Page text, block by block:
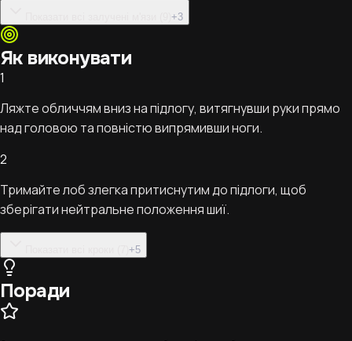
+3
Як виконувати
1
Ляжте обличчям вниз на підлогу, витягнувши руки прямо
над головою та повністю випрямивши ноги.
2
Тримайте лоб злегка притиснутим до підлоги, щоб
зберігати нейтральне положення шиї.
+5
Поради